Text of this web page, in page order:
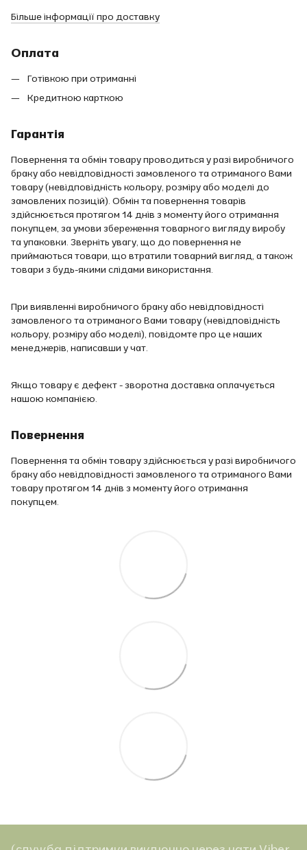
Більше інформації про доставку
Оплата
Готівкою при отриманні
Кредитною карткою
Гарантія
Повернення та обмін товару проводиться у разі виробничого
браку або невідповідності замовленого та отриманого Вами
товару (невідповідність кольору, розміру або моделі до
замовлених позицій). Обмін та повернення товарів
здійснюється протягом 14 днів з моменту його отримання
покупцем, за умови збереження товарного вигляду виробу
та упаковки. Зверніть увагу, що до повернення не
приймаються товари, що втратили товарний вигляд, а також
товари з будь-якими слідами використання.
При виявленні виробничого браку або невідповідності
замовленого та отриманого Вами товару (невідповідність
кольору, розміру або моделі), повідомте про це наших
менеджерів, написавши у чат.
Якщо товару є дефект - зворотна доставка оплачується
нашою компанією.
Повернення
Повернення та обмін товару здійснюється у разі виробничого
браку або невідповідності замовленого та отриманого Вами
товару протягом 14 днів з моменту його отримання
покупцем.